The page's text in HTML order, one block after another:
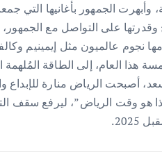
وأبهرت الجمهور بأغانيها التي
على التواصل مع الجمهور،
نجوم عالميون مثل إيمينيم
العام، إلى الطاقة المُلهمة
أصبحت الرياض منارة للإبداع
هو وقت الرياض”، ليرفع سقف